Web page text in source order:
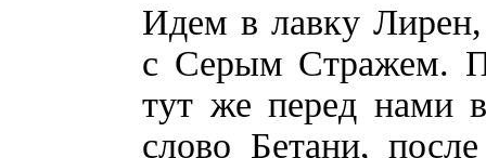
Идем в лавку Лирен,
с Серым Стражем.
тут же перед нами
слово Бетани,